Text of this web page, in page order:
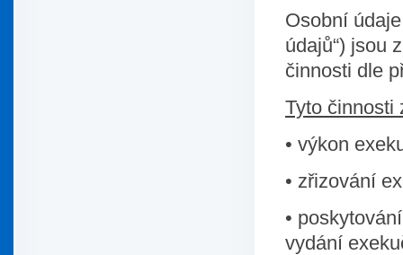
Osobní
údajů“) jsou
činnosti dle
Tyto činnosti
• výkon
• zřizování
•
vydání